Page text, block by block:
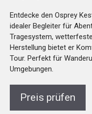
Entdecke den Osprey
idealer Begleiter für
Tragesystem,
Herstellung bietet er
Tour. Perfekt für
Umgebungen.
Preis prüfen